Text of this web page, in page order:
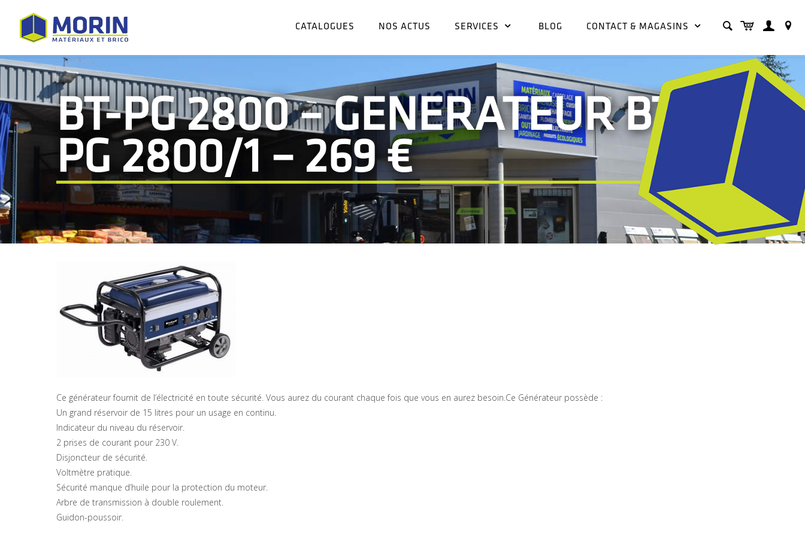
CATALOGUES NOS ACTUS SERVICES BLOG CONTACT & MAGASINS
BT-PG 2800 – GENERATEUR BT –
PG 2800/1 – 269 €
Ce générateur fournit de l’électricité en toute sécurité. Vous aurez du courant chaque fois que vous en aurez besoin.Ce Générateur possède :
Un grand réservoir de 15 litres pour un usage en continu.
Indicateur du niveau du réservoir.
2 prises de courant pour 230 V.
Disjoncteur de sécurité.
Voltmètre pratique.
Sécurité manque d’huile pour la protection du moteur.
Arbre de transmission à double roulement.
Guidon-poussoir.